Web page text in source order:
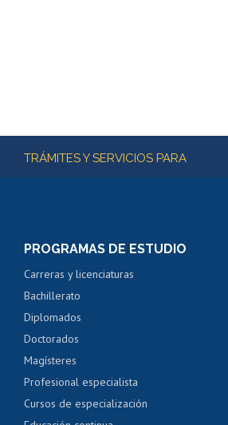
Más información
TRÁMITES Y SERVICIOS PARA
PROGRAMAS DE ESTUDIO
Carreras y licenciaturas
Bachillerato
Diplomados
Doctorados
Magísteres
Profesional especialista
Cursos de especialización